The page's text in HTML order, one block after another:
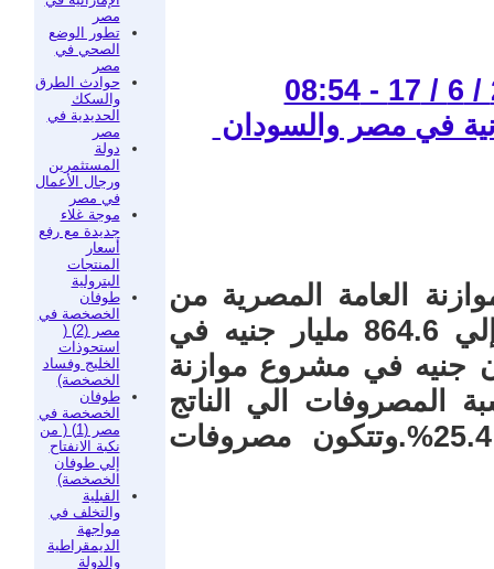
مصر
تطور الوضع
الصحي في
مصر
حوادث الطرق
والسكك
الحديدية في
مصر
دولة
المستثمرين
ورجال الأعمال
في مصر
موجة غلاء
جديدة مع رفع
أسعار
المنتجات
البترولية
طوفان
الخصخصة في
مصر (2) (
استحوذات
الخليج وفساد
الخصخصة)
طوفان
الخصخصة في
مصر (1) ( من
نكبة الانفتاح
إلي طوفان
الخصخصة)
القبلية
والتخلف في
مواجهة
الديمقراطية
والدولة
في مصر والسودان
العامة المصرية من
401.9 مليار جنيه في 2010/2011 إلي 864.6 مليار جنيه في
الي 1.8 تريليون جنيه في مشروع موازنة
المصروفات الي الناتج
المحلي الإجمالي من29.2% إلي 25.4%.وتتكون مصروفات